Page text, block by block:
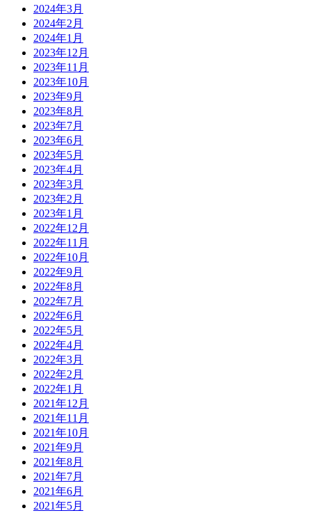
2024年3月
2024年2月
2024年1月
2023年12月
2023年11月
2023年10月
2023年9月
2023年8月
2023年7月
2023年6月
2023年5月
2023年4月
2023年3月
2023年2月
2023年1月
2022年12月
2022年11月
2022年10月
2022年9月
2022年8月
2022年7月
2022年6月
2022年5月
2022年4月
2022年3月
2022年2月
2022年1月
2021年12月
2021年11月
2021年10月
2021年9月
2021年8月
2021年7月
2021年6月
2021年5月